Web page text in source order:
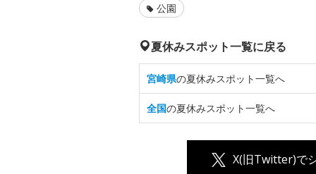
公園
夏休みスポット一覧に戻る
宮崎県の夏休みスポット一覧へ
全国の夏休みスポット一覧へ
X(旧Twitter)で